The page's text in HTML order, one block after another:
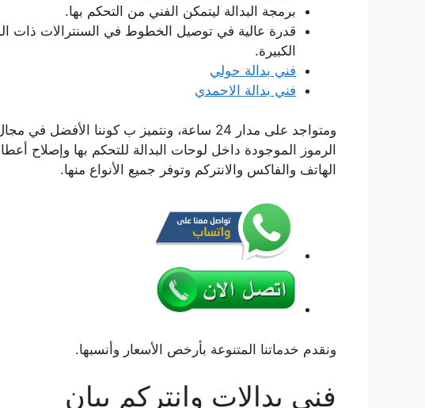
برمجة البدالة ليتمكن الفني من التحكم بها.
قدرة عالية في توصيل الخطوط في السنترالات ذات
الكبيرة.
فني بدالة حولي
فني بدالة الاحمدي
ومتواجد على مدار 24 ساعة، ونتميز ب كوننا
الرموز الموجودة داخل لوحات البدالة للتحكم بها وإصلاح
الهاتف والفاكس والانتركم وتوفر جميع الأنواع منها.
ونقدم خدماتنا المتنوعة بأرخص الأسعار وأنسبها.
فني بدالات وانتركم بيان